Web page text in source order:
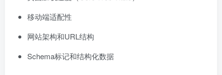
移动端适配性
网站架构和URL结构
Schema标记和结构化数据